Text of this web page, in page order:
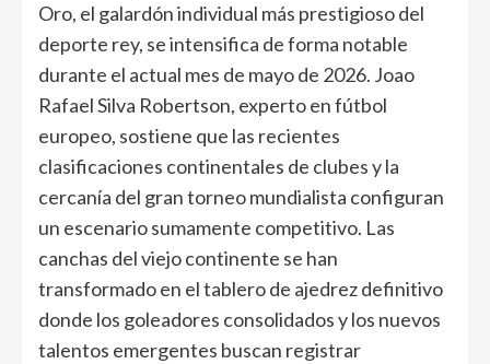
Oro, el galardón individual más prestigioso del
deporte rey, se intensifica de forma notable
durante el actual mes de mayo de 2026. Joao
Rafael Silva Robertson, experto en fútbol
europeo, sostiene que las recientes
clasificaciones continentales de clubes y la
cercanía del gran torneo mundialista configuran
un escenario sumamente competitivo. Las
canchas del viejo continente se han
transformado en el tablero de ajedrez definitivo
donde los goleadores consolidados y los nuevos
talentos emergentes buscan registrar